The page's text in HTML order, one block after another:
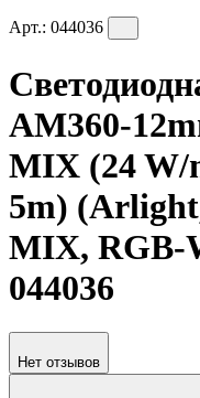
Арт.: 044036
AM360-
MIX (24 W/
5m)
MIX, RGB-
044036
Нет отзывов